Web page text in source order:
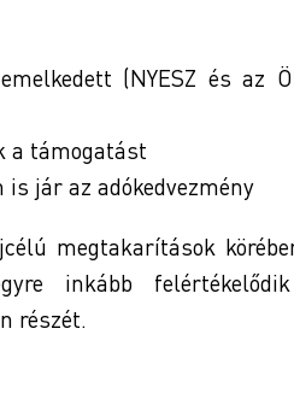
(NYESZ és az
a támogatást
jár az adókedvezmény
megtakarítások
inkább
részét.